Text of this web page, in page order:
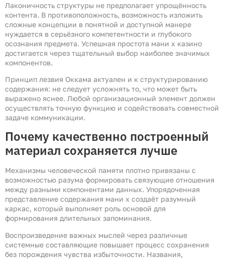
Лаконичность структуры не предполагает упрощённость
контента. В противоположность, возможность изложить
сложные концепции в понятной и доступной манере
нуждается в серьёзного компетентности и глубокого
осознания предмета. Успешная простота мани х казино
достигается через тщательный выбор наиболее значимых
компонентов.
Принцип лезвия Оккама актуален и к структурированию
содержания: не следует усложнять то, что может быть
выражено яснее. Любой организационный элемент должен
осуществлять точную функцию и содействовать совместной
задаче коммуникации.
Почему качественно построенный
материал сохраняется лучше
Механизмы человеческой памяти плотно привязаны с
возможностью разума формировать связующие отношения
между разными компонентами данных. Упорядоченная
представление содержания мани х создаёт разумный
каркас, который выполняет роль основой для
формирования длительных запоминания.
Воспроизведение важных мыслей через различные
системные составляющие повышает процесс сохранения
без порождения чувства избыточности. Названия,